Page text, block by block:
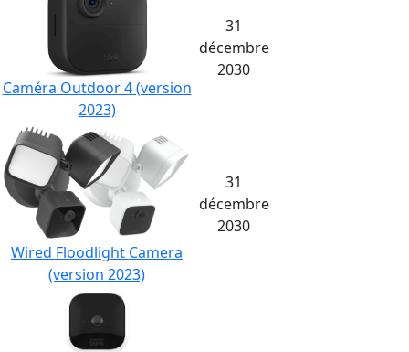
Caméra Outdoor 4 (version
2023)
31
décembre
2030
Wired Floodlight Camera
(version 2023)
31
décembre
2030